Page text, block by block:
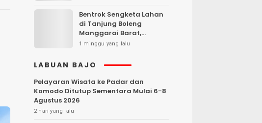
Bentrok Sengketa Lahan
di Tanjung Boleng
Manggarai Barat,
Kendaraan Dibakar
1 minggu yang lalu
LABUAN BAJO
Pelayaran Wisata ke Padar dan
Komodo Ditutup Sementara Mulai 6-8
Agustus 2026
2 hari yang lalu